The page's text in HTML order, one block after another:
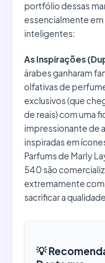
portfólio dessas
essencialmente
inteligentes:
As Inspirações
árabes ganharam
olfativas de
exclusivos (que
de reais) com uma
impressionante de
inspiradas em
Parfums de Marly
540 são
extremamente
sacrificar a
💡